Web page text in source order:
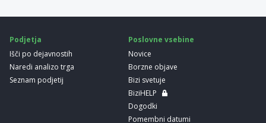
Podjetja
Išči po dejavnostih
Naredi analizo trga
Seznam podjetij
Poslovne vsebine
Novice
Borzne objave
Bizi svetuje
BiziHELP
Dogodki
Pomembni datumi